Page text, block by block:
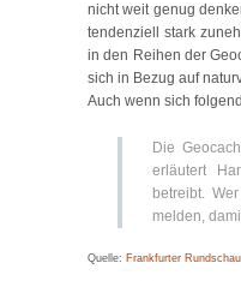
nicht weit genug
tendenziell stark
in den Reihen der
sich in Bezug auf
Auch wenn sich
Die
erläutert
betreibt.
melden,
Quelle: Frankfurter Rundschau